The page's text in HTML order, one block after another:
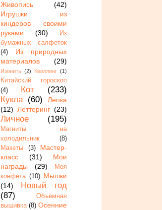
Живопись
(42)
Игрушки из
киндеров своими
руками
(30)
Из
бумажных салфеток
(4)
Из природных
материалов
(29)
Изонить (2) Квиллинг (1)
Китайский гороскоп
(4)
Кот
(233)
Кукла (60)
Лепка
(12) Леттеринг (23)
Личное (195)
Магниты на
холодильник
(8)
Макеты
(3)
Мастер-
класс
(31)
Мои
награды
(29)
Моя
конфета (10) Мышки
(14)
Новый год
(87)
Объёмная
вышивка (8) Осенние